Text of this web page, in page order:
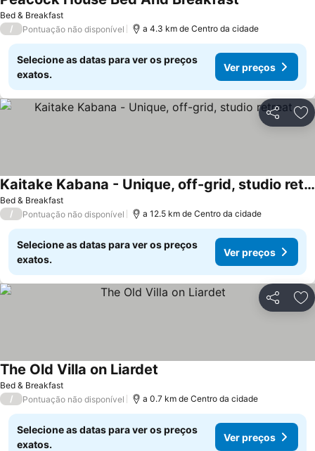
Bed & Breakfast
/ Pontuação não disponível a 4.3 km de Centro da cidade
Selecione as datas para ver os preços
exatos.
Ver preços
Partilhar
Bed & Breakfast
Kaitake Kabana - Unique, off-grid, studio retreat
/ Pontuação não disponível a 12.5 km de Centro da cidade
Selecione as datas para ver os preços
exatos.
Ver preços
Partilhar
Bed & Breakfast
The Old Villa on Liardet
/ Pontuação não disponível a 0.7 km de Centro da cidade
Selecione as datas para ver os preços
exatos.
Ver preços